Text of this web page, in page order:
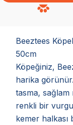
Beeztees
50cm
Köpeğiniz,
harika
tasma, sağlam
renkli bir
kemer halkası